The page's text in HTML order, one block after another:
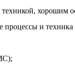
хорошим
процессы и техника